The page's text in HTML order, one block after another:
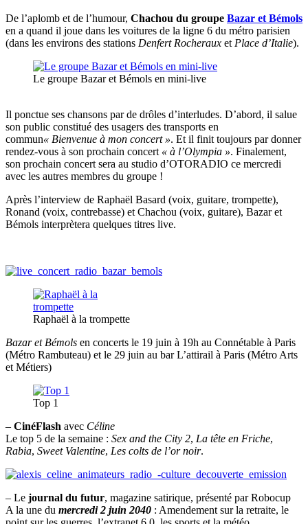
De l’aplomb et de l’humour, Chachou du groupe Bazar et Bémols
en a quand il joue dans les voitures de la ligne 6 du métro parisien
(dans les environs des stations Denfert Rocheraux et Place d’Italie).
Le groupe Bazar et Bémols en mini-live
Il ponctue ses chansons par de drôles d’interludes. D’abord, il salue
son public constitué des usagers des transports en
commun« Bienvenue à mon concert ». Et il finit toujours par donner
rendez-vous à son prochain concert « à l’Olympia ». Finalement,
son prochain concert sera au studio d’OTORADIO ce mercredi
avec les autres membres du groupe !
Après l’interview de Raphaël Basard (voix, guitare, trompette),
Ronand (voix, contrebasse) et Chachou (voix, guitare), Bazar et
Bémols interprètera quelques titres live.
Raphaël à la trompette
Bazar et Bémols en concerts le 19 juin à 19h au Connétable à Paris
(Métro Rambuteau) et le 29 juin au bar L’attirail à Paris (Métro Arts
et Métiers)
Top 1
– CinéFlash avec Céline
Le top 5 de la semaine : Sex and the City 2, La tête en Friche,
Rabia, Sweet Valentine, Les colts de l’or noir.
– Le journal du futur, magazine satirique, présenté par Robocup
A la une du mercredi 2 juin 2040 : Amendement sur la retraite, le